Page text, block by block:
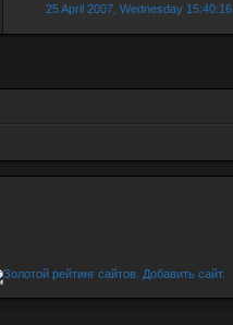
25 April 2007, Wednesday 15:40:16